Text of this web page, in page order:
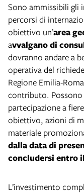
Sono ammissibili gli
percorsi di
obiettivo un’area
avvalgano di
dovranno andare a
operativa del
Regione Emilia-
contributo.
partecipazione a
obiettivo, azioni di
materiale
dalla data di
concludersi entro
L’investimento